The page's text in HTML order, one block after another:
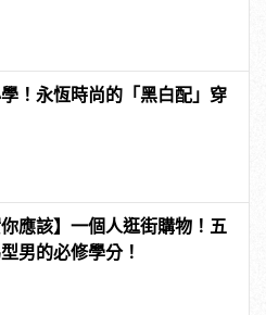
！永恆時尚的「黑白配」穿
你應該】一個人逛街購物！五
男的必修學分！